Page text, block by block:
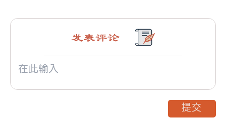
发表评论
提交